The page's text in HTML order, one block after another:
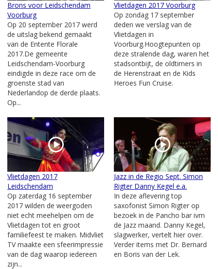
Brons voor Leidschendam
Voorburg
Op 20 september 2017 werd
de uitslag bekend gemaakt
van de Entente Florale
2017.De gemeente
Leidschendam-Voorburg
eindigde in deze race om de
groenste stad van
Nederlandop de derde plaats.
Op...
Vlietdagen 2017 Voorburg
Op zondag 17 september
deden we verslag van de
Vlietdagen in
Voorburg.Hoogtepunten op
deze stralende dag, waren het
stadsontbijt, de oldtimers in
de Herenstraat en de Kids
Heroes Fun Cruise.
Vlietdagen 2017
Leidschendam
Op zaterdag 16 september
2017 wilden de weergoden
niet echt meehelpen om de
Vlietdagen tot en groot
familiefeest te maken. Midvliet
TV maakte een sfeerimpressie
van de dag waarop iedereen
zijn...
Jazz in de Regio Sept. Simon
Rigter Danny Kegel e.a.
In deze aflevering top
saxofonist Simon Rigter op
bezoek in de Pancho bar ivm
de Jazz maand. Danny Kegel,
slagwerker, vertelt hier over.
Verder items met Dr. Bernard
en Boris van der Lek.